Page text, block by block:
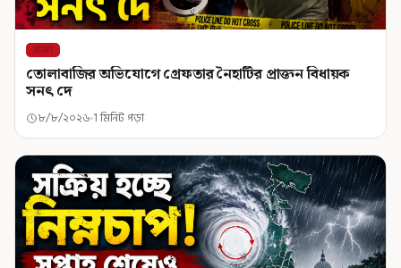
রাজ্য
তোলাবাজির অভিযোগে গ্রেফতার নৈহাটির প্রাক্তন বিধায়ক
সনৎ দে
৮/৮/২০২৬ 1 মিনিট পড়া